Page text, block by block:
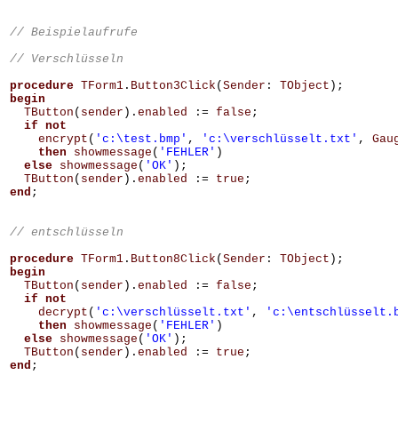
procedure TForm1 . Button3Click ( Sender : TObject );
begin
TButton ( sender ). enabled := false ;
if not
encrypt ( 'c:\test.bmp' , 'c:\verschlüsselt.txt' ,
then
showmessage ( 'FEHLER' )
else showmessage ( 'OK' );
TButton ( sender ). enabled := true ;
end ;
procedure TForm1 . Button8Click ( Sender : TObject );
begin
TButton ( sender ). enabled := false ;
if not
decrypt ( 'c:\verschlüsselt.txt' ,
then
showmessage ( 'FEHLER' )
else showmessage ( 'OK' );
TButton ( sender ). enabled := true ;
end ;